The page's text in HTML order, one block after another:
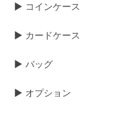
▶︎ コインケース
▶︎ カードケース
▶︎ バッグ
▶︎ オプション